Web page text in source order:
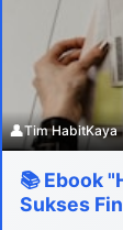
👤Tim HabitKaya
📚 Ebook
Sukses